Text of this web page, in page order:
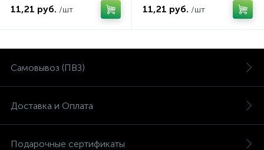
11,21 руб. /шт 11,21 руб. /шт
Самовывоз (ПВЗ)
Доставка и Оплата
Подарочные сертификаты